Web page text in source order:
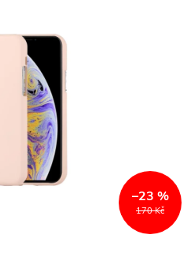
170 Kč
–23 %